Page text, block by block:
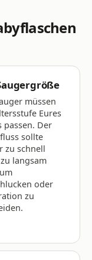
müssen
Eures
passen. Der
sollte
zu schnell
langsam
oder
zu